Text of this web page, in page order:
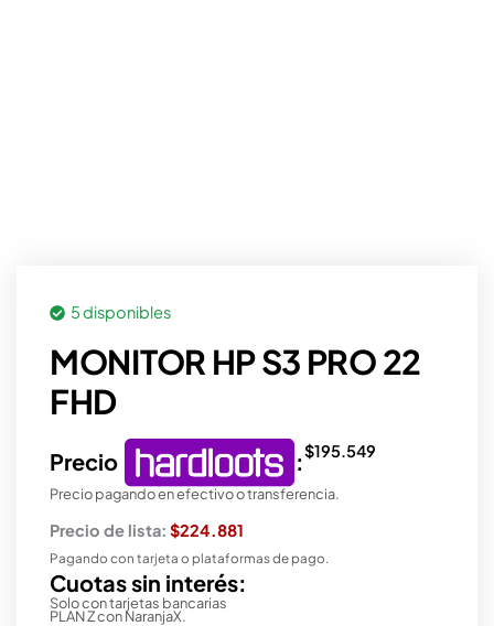
5 disponibles
MONITOR HP S3 PRO 22
FHD
Precio :$195.549
Precio pagando en efectivo o transferencia.
Precio de lista: $224.881
Pagando con tarjeta o plataformas de pago.
Cuotas sin interés:
Solo con tarjetas bancarias
PLAN Z con NaranjaX.